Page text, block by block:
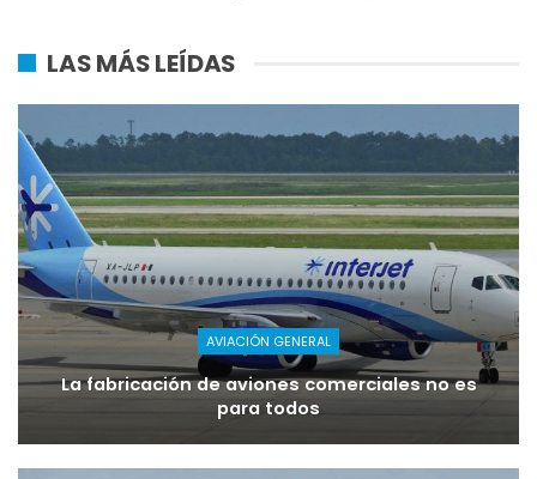
LAS MÁS LEÍDAS
AVIACIÓN GENERAL
La fabricación de aviones comerciales no es
para todos